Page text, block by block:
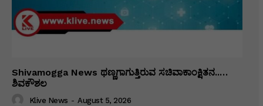
Shivamogga News ಥಣ್ಣಗಾಗುತ್ತಿರುವ ಸಚಿವಾಕಾಂಕ್ಷಿತನ..…
ಶಿವಕೌಶಲ
Klive News - August 5, 2026